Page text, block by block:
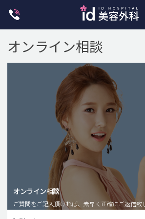
脂肪注入(アンチエイジング)
豊胸手術・バストアップ
オンライン相談
オンライン相談
ご質問をご記入頂ければ、素早く正確にご返信致